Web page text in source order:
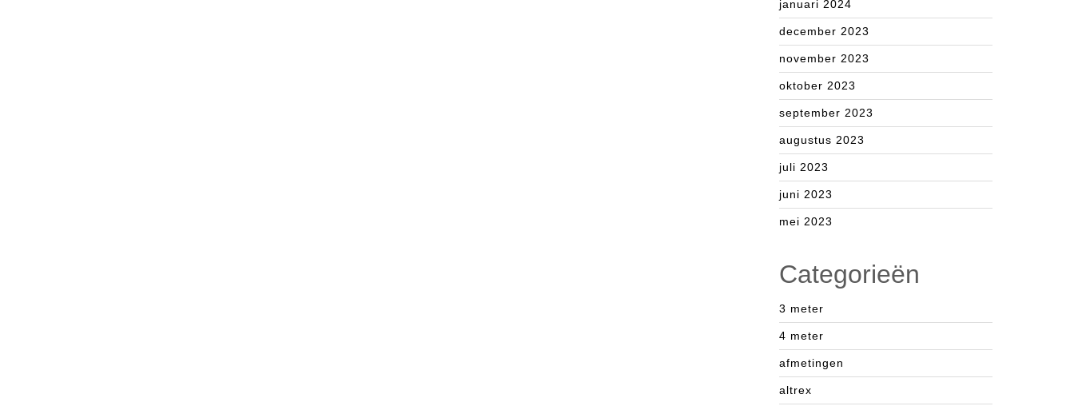
januari 2024
december 2023
november 2023
oktober 2023
september 2023
augustus 2023
juli 2023
juni 2023
mei 2023
Categorieën
3 meter
4 meter
afmetingen
altrex